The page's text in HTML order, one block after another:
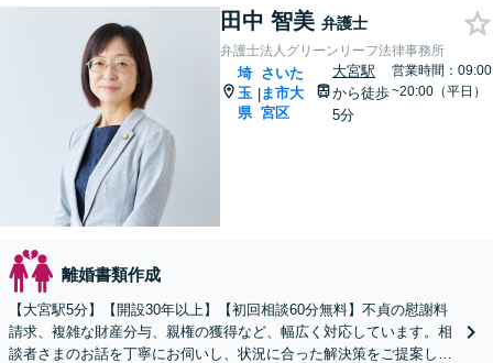
田中 智美 弁護士
弁護士法人グリーンリーフ法律事務所
埼
玉
県
|
さいた
ま市大
宮区
大宮駅
から徒歩
5分
営業時間：09:00
~20:00（平日）
離婚書類作成
【大宮駅5分】【開設30年以上】【初回相談60分無料】不貞の慰謝料
請求、複雑な財産分与、親権の獲得など、幅広く対応しています。相
談者さまのお話を丁寧にお伺いし、状況に合った解決策をご提案しま